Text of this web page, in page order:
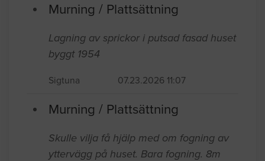
Murning / Plattsättning
Lagning av sprickor i putsad fasad huset
byggt 1954
Sigtuna 07.23.2026 11:07
Murning / Plattsättning
Skulle vilja få hjälp med om fogning av
yttervägg på huset. Bara fogning. 8m